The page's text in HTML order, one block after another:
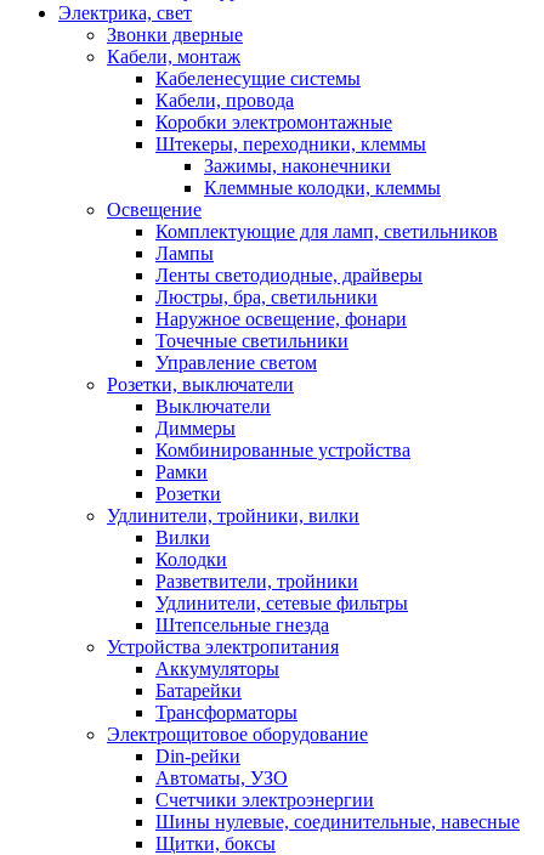
Электрика, свет
Звонки дверные
Кабели, монтаж
Кабеленесущие системы
Кабели, провода
Коробки электромонтажные
Штекеры, переходники, клеммы
Зажимы, наконечники
Клеммные колодки, клеммы
Освещение
Комплектующие для ламп, светильников
Лампы
Ленты светодиодные, драйверы
Люстры, бра, светильники
Наружное освещение, фонари
Точечные светильники
Управление светом
Розетки, выключатели
Выключатели
Диммеры
Комбинированные устройства
Рамки
Розетки
Удлинители, тройники, вилки
Вилки
Колодки
Разветвители, тройники
Удлинители, сетевые фильтры
Штепсельные гнезда
Устройства электропитания
Аккумуляторы
Батарейки
Трансформаторы
Электрощитовое оборудование
Din-рейки
Автоматы, УЗО
Счетчики электроэнергии
Шины нулевые, соединительные, навесные
Щитки, боксы